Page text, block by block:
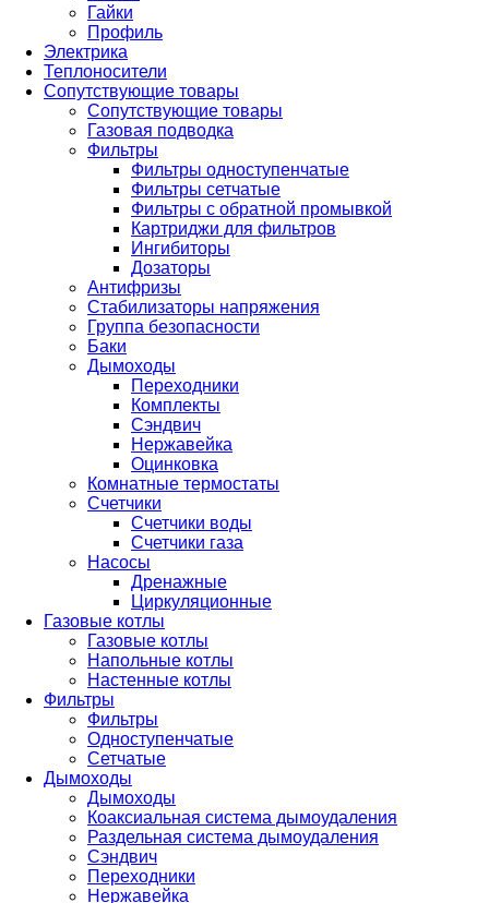
Гайки
Профиль
Электрика
Теплоносители
Сопутствующие товары
Сопутствующие товары
Газовая подводка
Фильтры
Фильтры одноступенчатые
Фильтры сетчатые
Фильтры с обратной промывкой
Картриджи для фильтров
Ингибиторы
Дозаторы
Антифризы
Стабилизаторы напряжения
Группа безопасности
Баки
Дымоходы
Переходники
Комплекты
Сэндвич
Нержавейка
Оцинковка
Комнатные термостаты
Счетчики
Счетчики воды
Счетчики газа
Насосы
Дренажные
Циркуляционные
Газовые котлы
Газовые котлы
Напольные котлы
Настенные котлы
Фильтры
Фильтры
Одноступенчатые
Сетчатые
Дымоходы
Дымоходы
Коаксиальная система дымоудаления
Раздельная система дымоудаления
Сэндвич
Переходники
Нержавейка